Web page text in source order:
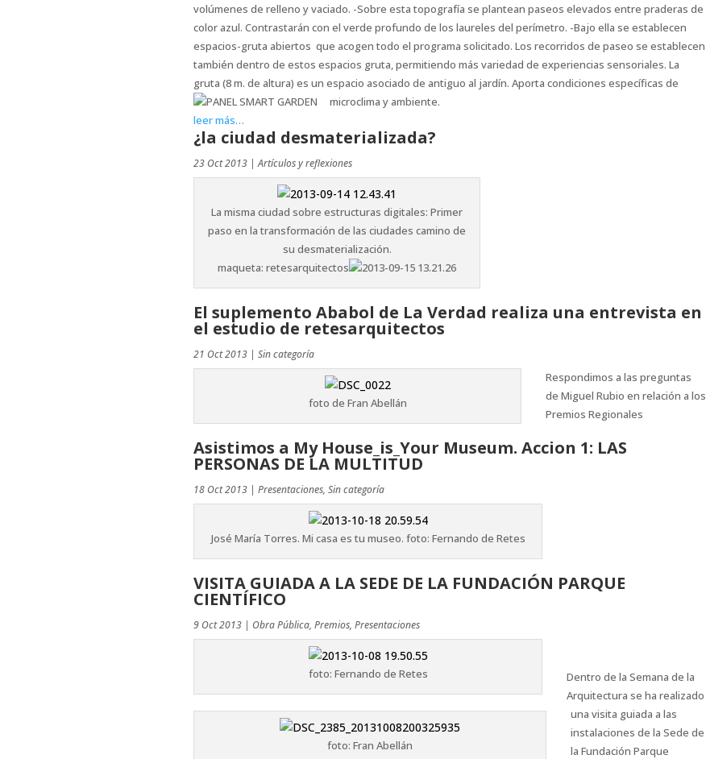
volúmenes de relleno y vaciado. -Sobre esta topografía se plantean paseos elevados entre praderas de
color azul. Contrastarán con el verde profundo de los laureles del perímetro. -Bajo ella se establecen
espacios-gruta abiertos que acogen todo el programa solicitado. Los recorridos de paseo se establecen
también dentro de estos espacios gruta, permitiendo más variedad de experiencias sensoriales. La
gruta (8 m. de altura) es un espacio asociado de antiguo al jardín. Aporta condiciones específicas de
microclima y ambiente.
leer más…
¿la ciudad desmaterializada?
23 Oct 2013 |Artículos y reflexiones
La misma ciudad sobre estructuras digitales: Primer
paso en la transformación de las ciudades camino de
su desmaterialización.
maqueta: retesarquitectos
El suplemento Ababol de La Verdad realiza una entrevista en
el estudio de retesarquitectos
21 Oct 2013 | Sin categoría
foto de Fran Abellán
Respondimos a las preguntas
de Miguel Rubio en relación a los
Premios Regionales
Asistimos a My House_is_Your Museum. Accion 1: LAS
PERSONAS DE LA MULTITUD
18 Oct 2013 | Presentaciones, Sin categoría
José María Torres. Mi casa es tu museo. foto: Fernando de Retes
VISITA GUIADA A LA SEDE DE LA FUNDACIÓN PARQUE
CIENTÍFICO
9 Oct 2013 | Obra Pública, Premios, Presentaciones
foto: Fernando de Retes
foto: Fran Abellán
Dentro de la Semana de la
Arquitectura se ha realizado
una visita guiada a las
instalaciones de la Sede de
la Fundación Parque